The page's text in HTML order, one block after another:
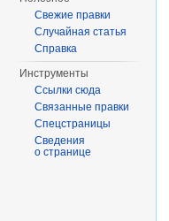
Свежие правки
Случайная статья
Справка
Инструменты
Ссылки сюда
Связанные правки
Спецстраницы
Сведения
о странице